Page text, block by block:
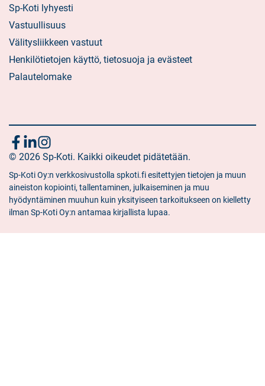
Sp-Koti lyhyesti
Vastuullisuus
Välitysliikkeen vastuut
Henkilötietojen käyttö, tietosuoja ja evästeet
Palautelomake
Seuraa
meitä
Sosiaalinen
media:
facebook
Sosiaalinen
media:
linkedin
Sosiaalinen
media:
instagram
© 2026 Sp-Koti. Kaikki oikeudet pidätetään.
Sp-Koti Oy:n verkkosivustolla spkoti.fi esitettyjen tietojen ja muun
aineiston kopiointi, tallentaminen, julkaiseminen ja muu
hyödyntäminen muuhun kuin yksityiseen tarkoitukseen on kielletty
ilman Sp-Koti Oy:n antamaa kirjallista lupaa.